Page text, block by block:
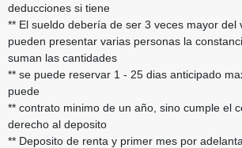
deducciones si tiene
** El sueldo debería de ser 3 veces mayor del
pueden presentar varias personas la
suman las cantidades
** se puede reservar 1 - 25 dias anticipado
puede
** contrato minimo de un año, sino cumple el
derecho al deposito
** Deposito de renta y primer mes por